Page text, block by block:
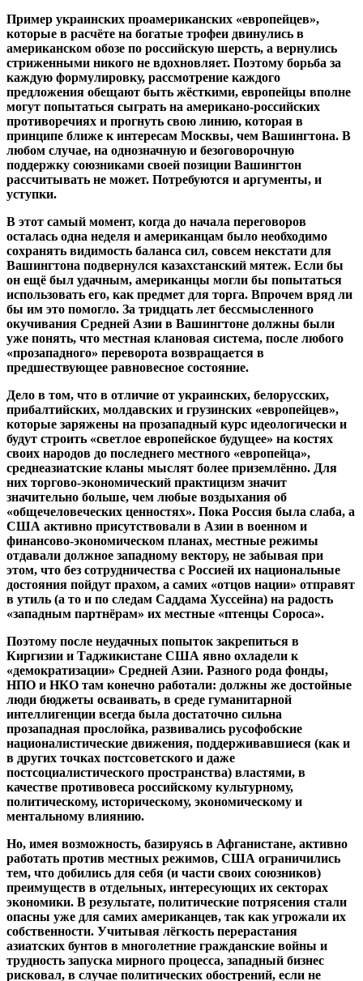
Пример украинских проамериканских «европейцев»,
которые в расчёте на богатые трофеи двинулись в
американском обозе по российскую шерсть, а вернулись
стриженными никого не вдохновляет. Поэтому борьба за
каждую формулировку, рассмотрение каждого
предложения обещают быть жёсткими, европейцы вполне
могут попытаться сыграть на американо-российских
противоречиях и прогнуть свою линию, которая в
принципе ближе к интересам Москвы, чем Вашингтона. В
любом случае, на однозначную и безоговорочную
поддержку союзниками своей позиции Вашингтон
рассчитывать не может. Потребуются и аргументы, и
уступки.
В этот самый момент, когда до начала переговоров
осталась одна неделя и американцам было необходимо
сохранять видимость баланса сил, совсем некстати для
Вашингтона подвернулся казахстанский мятеж. Если бы
он ещё был удачным, американцы могли бы попытаться
использовать его, как предмет для торга. Впрочем вряд ли
бы им это помогло. За тридцать лет бессмысленного
окучивания Средней Азии в Вашингтоне должны были
уже понять, что местная клановая система, после любого
«прозападного» переворота возвращается в
предшествующее равновесное состояние.
Дело в том, что в отличие от украинских, белорусских,
прибалтийских, молдавских и грузинских «европейцев»,
которые заряжены на прозападный курс идеологически и
будут строить «светлое европейское будущее» на костях
своих народов до последнего местного «европейца»,
среднеазиатские кланы мыслят более приземлённо. Для
них торгово-экономический практицизм значит
значительно больше, чем любые воздыхания об
«общечеловеческих ценностях». Пока Россия была слаба, а
США активно присутствовали в Азии в военном и
финансово-экономическом планах, местные режимы
отдавали должное западному вектору, не забывая при
этом, что без сотрудничества с Россией их национальные
достояния пойдут прахом, а самих «отцов нации» отправят
в утиль (а то и по следам Саддама Хуссейна) на радость
«западным партнёрам» их местные «птенцы Сороса».
Поэтому после неудачных попыток закрепиться в
Киргизии и Таджикистане США явно охладели к
«демократизации» Средней Азии. Разного рода фонды,
НПО и НКО там конечно работали: должны же достойные
люди бюджеты осваивать, в среде гуманитарной
интеллигенции всегда была достаточно сильна
прозападная прослойка, развивались русофобские
националистические движения, поддерживавшиеся (как и
в других точках постсоветского и даже
постсоциалистического пространства) властями, в
качестве противовеса российскому культурному,
политическому, историческому, экономическому и
ментальному влиянию.
Но, имея возможность, базируясь в Афганистане, активно
работать против местных режимов, США ограничились
тем, что добились для себя (и части своих союзников)
преимуществ в отдельных, интересующих их секторах
экономики. В результате, политические потрясения стали
опасны уже для самих американцев, так как угрожали их
собственности. Учитывая лёгкость перерастания
азиатских бунтов в многолетние гражданские войны и
трудность запуска мирного процесса, западный бизнес
рисковал, в случае политических обострений, если не